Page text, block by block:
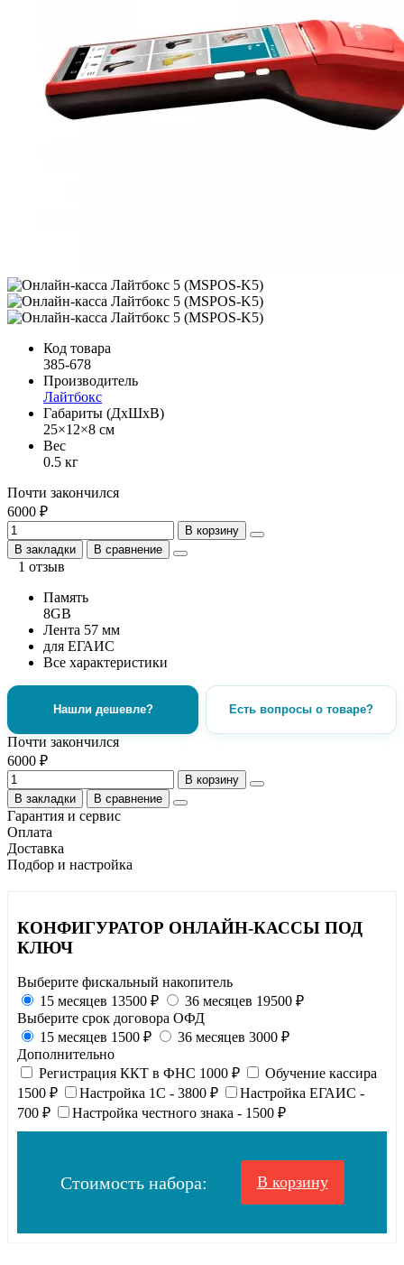
Код товара
385-678
Производитель
Лайтбокс
Габариты (ДхШхВ)
25×12×8 см
Вес
0.5 кг
Почти закончился
6000 ₽
В корзину
В закладки
В сравнение
1 отзыв
Память
8GB
Лента 57 мм
для ЕГАИС
Все характеристики
Нашли дешевле? Есть вопросы о товаре?
Почти закончился
6000 ₽
В корзину
В закладки
В сравнение
Гарантия и сервис
Оплата
Доставка
Подбор и настройка
КОНФИГУРАТОР ОНЛАЙН-КАССЫ ПОД
КЛЮЧ
Выберите фискальный накопитель
15 месяцев 13500 ₽ 36 месяцев 19500 ₽
Выберите срок договора ОФД
15 месяцев 1500 ₽ 36 месяцев 3000 ₽
Дополнительно
Регистрация ККТ в ФНС 1000 ₽
Обучение кассира
1500 ₽
Настройка 1С - 3800 ₽ Настройка ЕГАИС -
700 ₽
Настройка честного знака - 1500 ₽
Стоимость набора: В корзину